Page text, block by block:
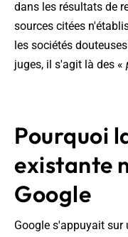
dans les résultats de
sources citées
les sociétés
juges, il s'agit là des «
Pourquoi
existante
Google
Google s'appuyait sur